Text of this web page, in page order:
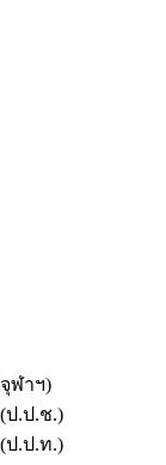
ฬาฯ)
ป.ป.ช.)
ป.ป.ท.)